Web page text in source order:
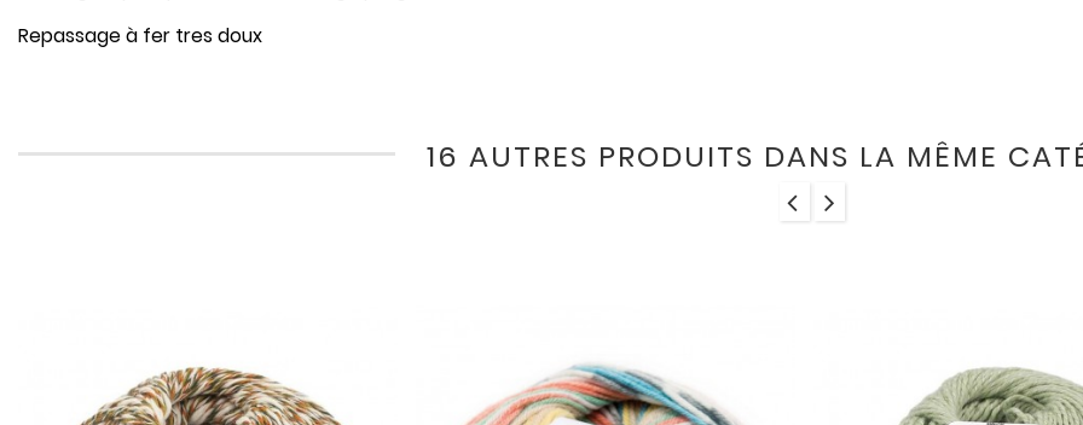
Repassage à fer tres doux
16 AUTRES PRODUITS DANS LA MÊME